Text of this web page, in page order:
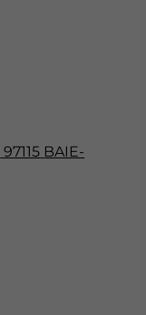
97115 BAIE-